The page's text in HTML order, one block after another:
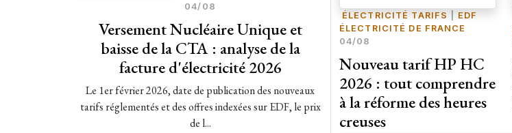
04/08
Versement Nucléaire Unique et
baisse de la CTA : analyse de la
facture d'électricité 2026
Le 1er février 2026, date de publication des nouveaux
tarifs réglementés et des offres indexées sur EDF, le prix
de l...
ÉLECTRICITÉ TARIFS
EDF
ÉLECTRICITÉ DE FRANCE
04/08
Nouveau tarif HP HC
2026 : tout comprendre
à la réforme des heures
creuses